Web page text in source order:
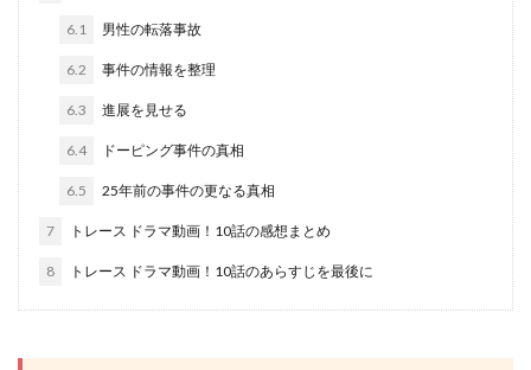
6.1 男性の転落事故
6.2 事件の情報を整理
6.3 進展を見せる
6.4 ドーピング事件の真相
6.5 25年前の事件の更なる真相
7 トレース ドラマ動画！10話の感想まとめ
8 トレース ドラマ動画！10話のあらすじを最後に